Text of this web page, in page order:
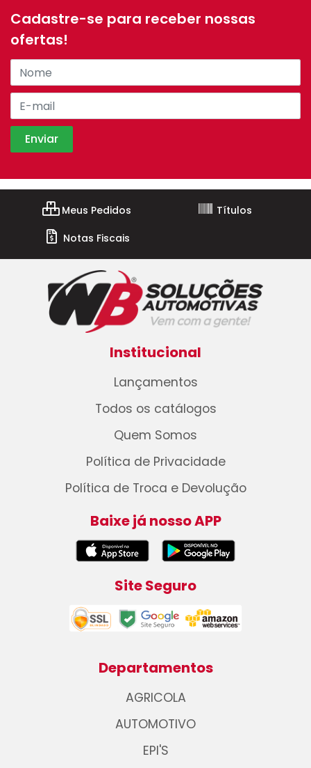
Cadastre-se para receber nossas
ofertas!
Meus Pedidos
Títulos
Notas Fiscais
Institucional
Lançamentos
Todos os catálogos
Quem Somos
Política de Privacidade
Política de Troca e Devolução
Baixe já nosso APP
Site Seguro
Departamentos
AGRICOLA
AUTOMOTIVO
EPI'S